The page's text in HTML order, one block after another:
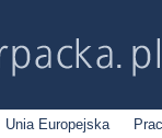
Unia Europejska